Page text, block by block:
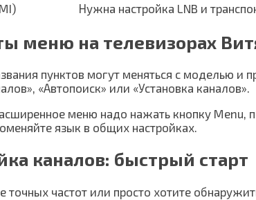
Нужна настройка LNB и
меню на телевизорах
пунктов могут меняться с моделью
«Автопоиск» или «Установка каналов».
меню надо нажать кнопку
язык в общих настройках.
каналов: быстрый старт
точных частот или просто хотите